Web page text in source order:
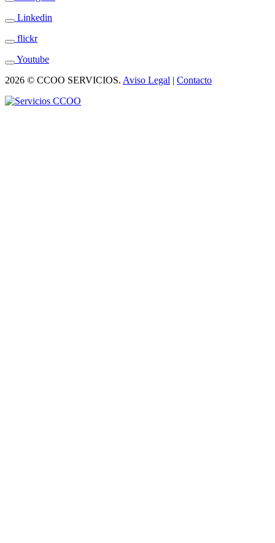
Linkedin
flickr
Youtube
2026 © CCOO SERVICIOS. Aviso Legal | Contacto